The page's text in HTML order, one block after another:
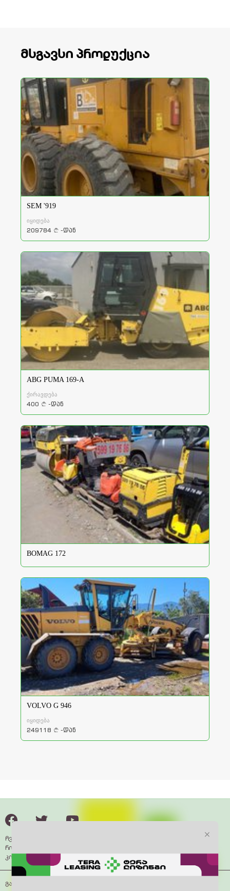
მსგავსი პროდუქცია
SEM '919
იყიდება
209784 a -დან
ABG PUMA 169-A
ქირავდება
400 a -დან
BOMAG 172
VOLVO G 946
იყიდება
249118 a -დან
ჩვენ შესახებ
როგორ მუშაობს
კონტაქტი
გამოყენების პირობები